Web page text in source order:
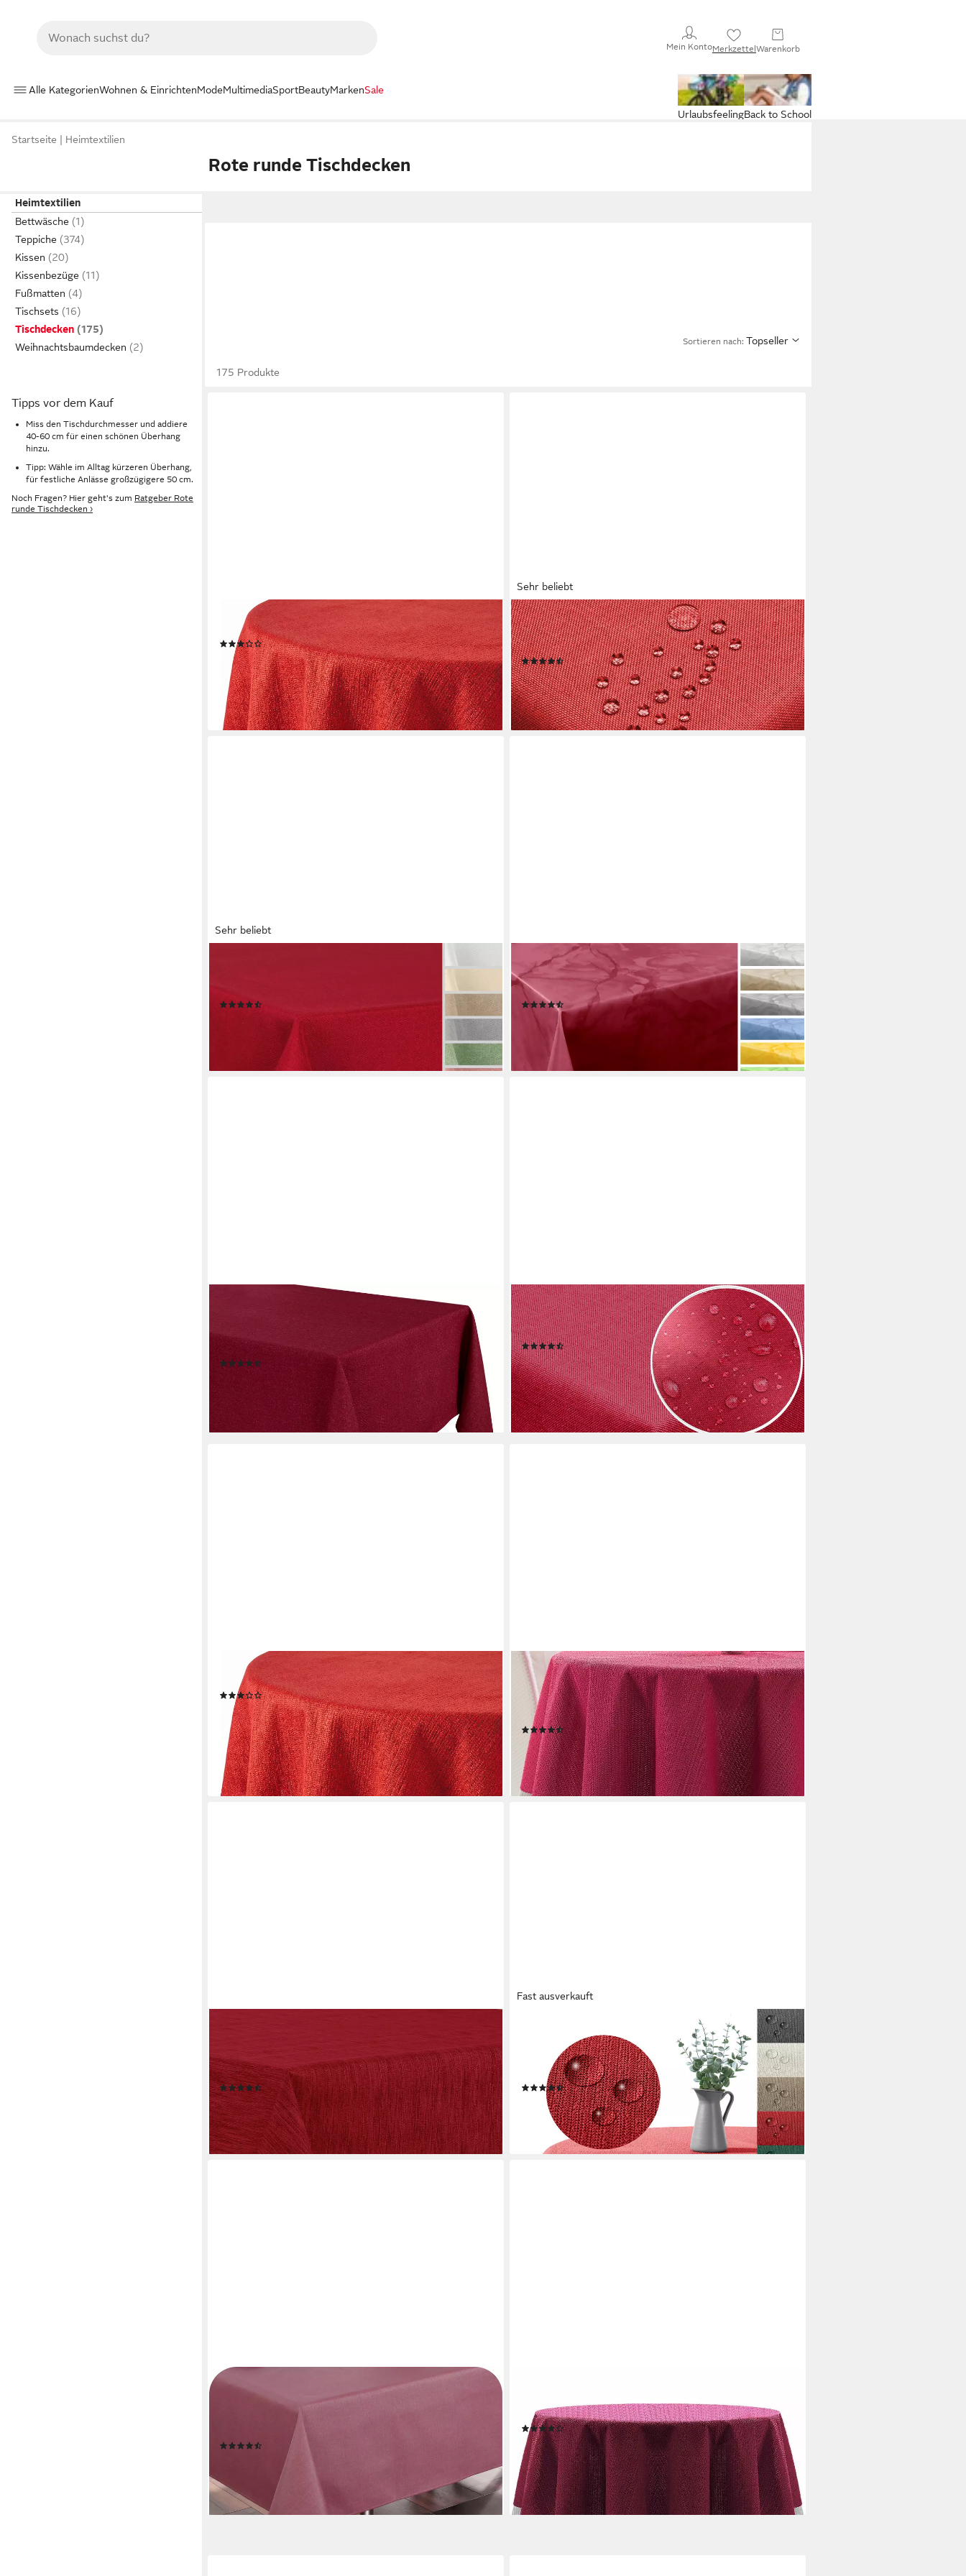
Mein KontoMerkzettelWarenkorb
Alle KategorienWohnen & EinrichtenModeMultimediaSportBeautyMarkenSale
Back to School
Urlaubsfeeling
Startseite Heimtextilien
Rote runde Tischdecken
Heimtextilien
Bettwäsche
Teppiche
Kissen
Kissenbezüge
Fußmatten
Tischsets
Tischdecken
Weihnachtsbaumdecken
Tipps vor dem Kauf
Miss den Tischdurchmesser und addiere
40-60 cm für einen schönen Überhang
hinzu.
Tipp: Wähle im Alltag kürzeren Überhang,
für festliche Anlässe großzügigere 50 cm.
Noch Fragen? Hier geht's zum Ratgeber Rote
runde Tischdecken ›
Sortieren nach: Topseller
175 Produkte
STOFFSCHMIEDE
Gartentischdecke, Tischdecke Outdoor Wetterfest
(1)
ab 11,99 € UVP14,99 €
-20%
lieferbar - in 2-3 Werktagen bei dir
+2
Sehr beliebt
DECOHOMETEXTIL HEIMTEXTILMANUFAKTUR
Tischdecke Leinen Optik Tischdecke Tischtuch
Abwaschbar Wasserabweisend
(71)
ab 9,46 €
lieferbar - in 2-3 Werktagen bei dir
+10
Sehr beliebt
lieferbar - in 2-3 Werktagen bei dir
BEAUTEX
Tischdecke Wachstuchtischdecke Marmoroptik
abwaschbar fleckenabweisend edel (1-tlg)
(119)
ab 12,99 €
lieferbar - in 2-3 Werktagen bei dir
Tischdecke Lina elegante Leinenoptik, viele Größen und
Farben (1-tlg), Schmutzabweisend, knitterarm, sauber
umnähmter Saum
ab 23,99 €
lieferbar - in 2-3 Werktagen bei dir
MELODY
Gartentischdecke Leinen-Optik Tischdecke abwaschbar mit
Fleckschutz
(108)
ab 25,29 € UVP35,64 €
-29%
lieferbar - in 2-3 Werktagen bei dir
+1
STOFFSCHMIEDE
Gartentischdecke, Tischdecke Outdoor Wetterfest
(1)
ab 11,99 € UVP14,99 €
-20%
lieferbar - in 2-3 Werktagen bei dir
+2
BEAUTEX
Tischdecke Weichschaum wetterfest für Garten Balkon
Terrasse mit Fransen (1-tlg), Pflegeleicht, Strapazierfähig,
Formstabil, Langlebig
(37)
ab 15,99 €
lieferbar - in 2-3 Werktagen bei dir
+3
fleckenabweisend aus PVC (1-tlg), Wasserundurchlässig,
Zuschneidbar, Pflegeleicht, Oberflächenversiegelt
(242)
ab 15,99 €
lieferbar - in 2-3 Werktagen bei dir
+4
Fast ausverkauft
Gartentischdecke Outdoor Tischdecke Garten Balkon
Camping Tischdeko (Stück 1-tlg, 1), wetterfest I robust I
UV-beständig I rutschfest I waschbar
(51)
10,99 €
lieferbar - in 3-4 Werktagen bei dir
+3
BEAUTEX
Tischdecke Leinenoptik wasserabweisend, fleckabweisend
und pflegeleicht (1-tlg), Hochwertiger Saum, waschbar bis
40°C, 70% Baumwolle, 30% Polyester
lieferbar - in 2-3 Werktagen bei dir
Tischdecke Classic, rund
(48)
ab 19,65 € UVP 22,80 €
-14%
lieferbar - in 2-3 Werktagen bei dir
+1